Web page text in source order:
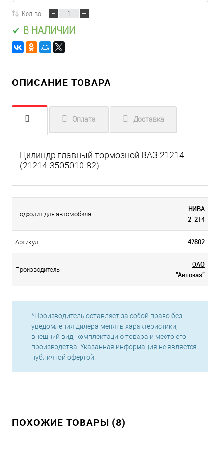
Кол-во:
В НАЛИЧИИ
ОПИСАНИЕ ТОВАРА
Оплата Доставка
Цилиндр главный тормозной ВАЗ 21214
(21214-3505010-82)
Подходит для автомобиля
НИВА
21214
Артикул 42802
Производитель
ОАО
"Автоваз"
*Производитель оставляет за собой право без
уведомления дилера менять характеристики,
внешний вид, комплектацию товара и место его
производства. Указанная информация не является
публичной офертой.
ПОХОЖИЕ ТОВАРЫ (8)